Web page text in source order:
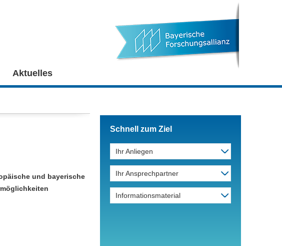
Aktuelles
und bayerische
Schnell zum Ziel
Ihr Anliegen
Ihr Ansprechpartner
Informationsmaterial